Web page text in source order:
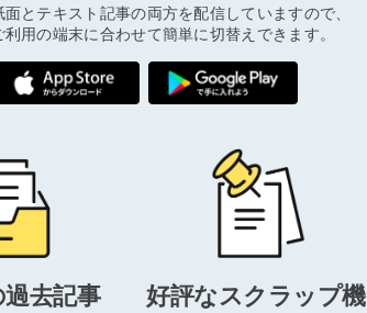
面とテキスト記事の両方を配信していますので、
利用の端末に合わせて簡単に切替えできます。
去記事
好評なスクラップ機